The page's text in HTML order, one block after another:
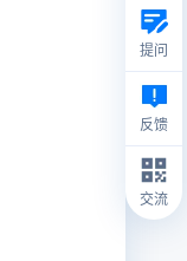
提问
反馈
交流